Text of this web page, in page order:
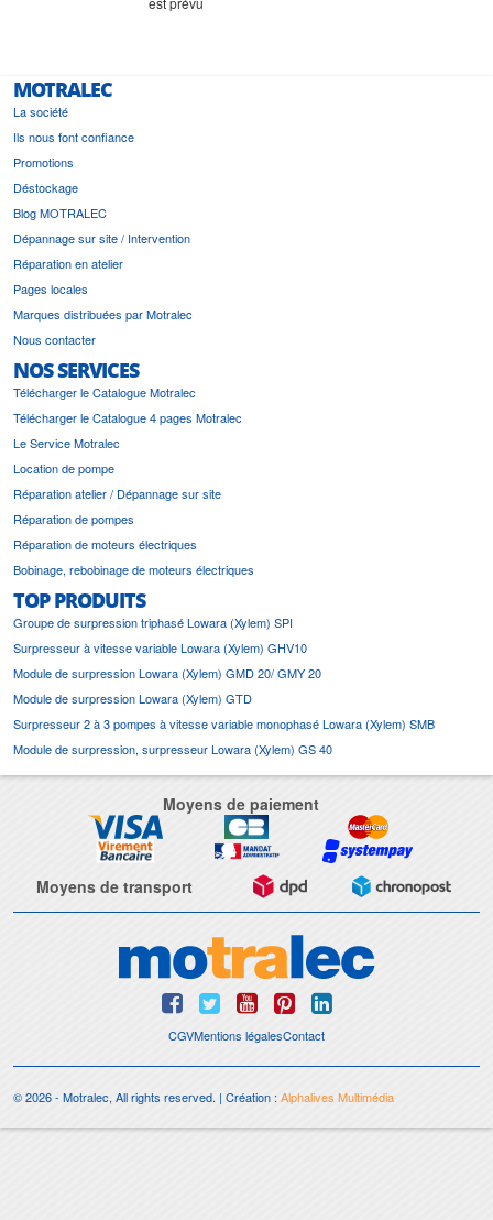
MOTRALEC
La société
Ils nous font confiance
Promotions
Déstockage
Blog MOTRALEC
Dépannage sur site / Intervention
Réparation en atelier
Pages locales
Marques distribuées par Motralec
Nous contacter
NOS SERVICES
Télécharger le Catalogue Motralec
Télécharger le Catalogue 4 pages Motralec
Le Service Motralec
Location de pompe
Réparation atelier / Dépannage sur site
Réparation de pompes
Réparation de moteurs électriques
Bobinage, rebobinage de moteurs électriques
TOP PRODUITS
Groupe de surpression triphasé Lowara (Xylem) SPI
Surpresseur à vitesse variable Lowara (Xylem) GHV10
Module de surpression Lowara (Xylem) GMD 20/ GMY 20
Module de surpression Lowara (Xylem) GTD
Surpresseur 2 à 3 pompes à vitesse variable monophasé Lowara (Xylem) SMB
Module de surpression, surpresseur Lowara (Xylem) GS 40
Moyens de paiement
Moyens de transport
CGVMentions légalesContact
© 2026 - Motralec, All rights reserved. | Création :Alphalives Multimédia